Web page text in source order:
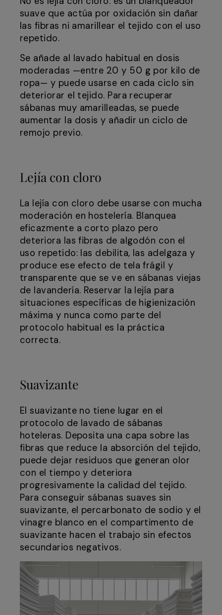
suave que actúa por oxidación sin dañar
las fibras ni amarillear el tejido con el uso
repetido.
Se añade al lavado habitual en dosis
moderadas —entre 20 y 50 g por kilo de
ropa— y puede usarse en cada ciclo sin
deteriorar el tejido. Para recuperar
sábanas muy amarilleadas, se puede
aumentar la dosis y añadir un ciclo de
remojo previo.
Lejía con cloro
La lejía con cloro debe usarse con mucha
moderación en hostelería. Blanquea
eficazmente a corto plazo pero
deteriora las fibras de algodón con el
uso repetido: las debilita, las adelgaza y
produce ese efecto de tela frágil y
transparente que se ve en sábanas viejas
de lavandería. Reservar la lejía para
situaciones específicas de higienización
máxima y nunca como parte del
protocolo habitual es la práctica
correcta.
Suavizante
El suavizante no tiene lugar en el
protocolo de lavado de sábanas
hoteleras. Deposita una capa sobre las
fibras que reduce la absorción del tejido,
puede dejar residuos que generan olor
con el tiempo y deteriora
progresivamente la calidad del tejido.
Para conseguir sábanas suaves sin
suavizante, el percarbonato de sodio y el
vinagre blanco en el compartimento de
suavizante hacen el trabajo sin efectos
secundarios negativos.